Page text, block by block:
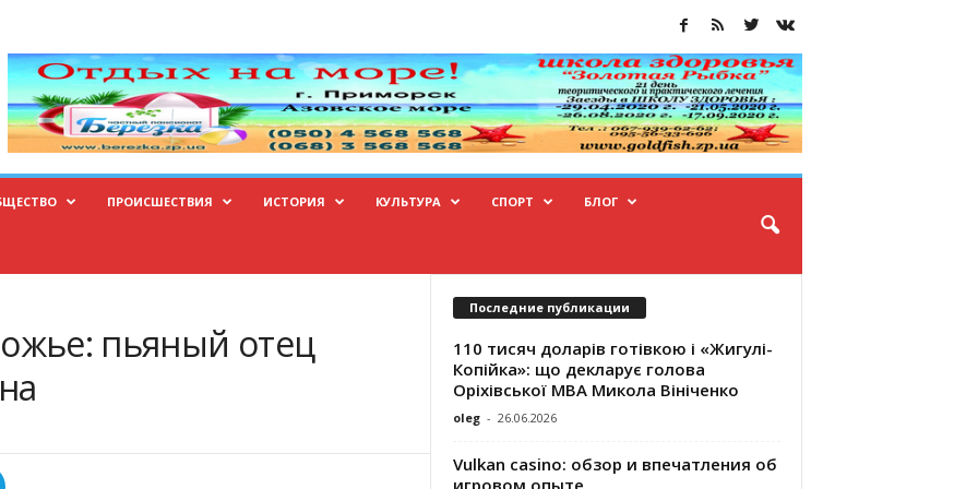
ПРОИСШЕСТВИЯ ИСТОРИЯ КУЛЬТУРА СПОРТ БЛОГ
пьяный отец
Последние публикации
110 тисяч доларів готівкою і «Жигулі-
Копійка»: що декларує голова
Оріхівської МВА Микола Вініченко
oleg - 26.06.2026
Vulkan casino: обзор и впечатления об
игровом опыте